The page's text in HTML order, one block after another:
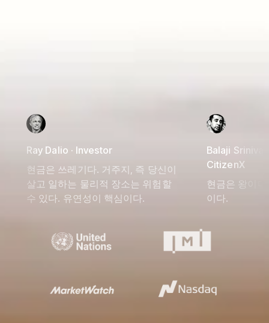
Ray Dalio · Investor
현금은 쓰레기다. 거주지, 즉 당신이
살고 일하는 물리적 장소는 위험할
수 있다. 유연성이 핵심이다.
Balaji
CitizenX
현금은 왕이
이다.